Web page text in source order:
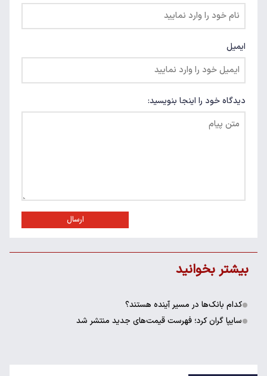
ایمیل
دیدگاه خود را اینجا بنویسید:
ارسال
بیشتر بخوانید
کدام بانک‌ها در مسیر آینده هستند؟
سایپا گران کرد؛ فهرست قیمت‌های جدید منتشر شد